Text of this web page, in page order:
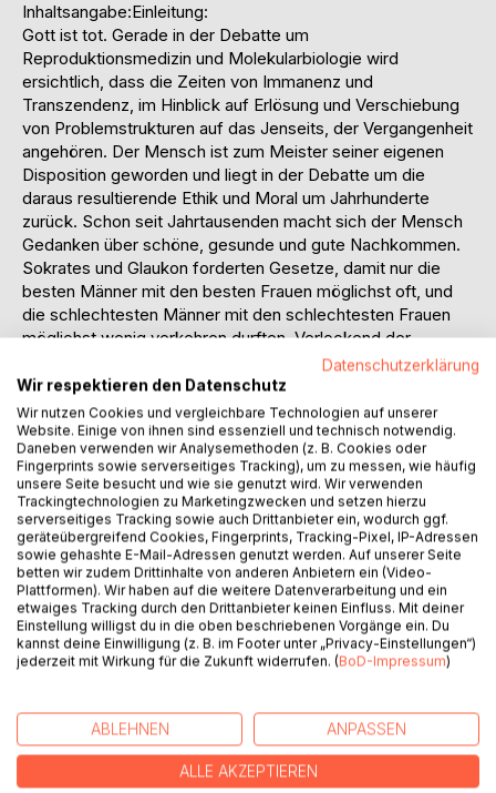
Inhaltsangabe:Einleitung:
Gott ist tot. Gerade in der Debatte um
Reproduktionsmedizin und Molekularbiologie wird
ersichtlich, dass die Zeiten von Immanenz und
Transzendenz, im Hinblick auf Erlösung und Verschiebung
von Problemstrukturen auf das Jenseits, der Vergangenheit
angehören. Der Mensch ist zum Meister seiner eigenen
Disposition geworden und liegt in der Debatte um die
daraus resultierende Ethik und Moral um Jahrhunderte
zurück. Schon seit Jahrtausenden macht sich der Mensch
Gedanken über schöne, gesunde und gute Nachkommen.
Sokrates und Glaukon forderten Gesetze, damit nur die
besten Männer mit den besten Frauen möglichst oft, und
die schlechtesten Männer mit den schlechtesten Frauen
möglichst wenig verkehren durften. Verlockend der
Gedanke das Krankheiten schon in ihrer genetisch
angelegten Struktur verhindert werden kann.
Geradezu zynisch zu wissen das eine Gesellschaft ohne
Schwache und Verlierer nicht funktionstüchtig sein kann.
Das biologische Schicksal ist voraussehbar, planbar und
korrigierbar geworden und lässt nur erahnen, welches
Potential an Kontrollierbarkeit hier möglich ist. Sicher ist
allerdings eines, wir werden uns über eine völlig neue
Konstruktion Mensch unterhalten müssen, und es wird auch
unabdingbar sein demzufolge über eine völlig andere, noch
nicht vorhersehbare Gesellschaftsordnung zu sprechen.
In der gesamten Biodiskussion sind die Demarkationslinien
noch nicht klar gezogen und bieten daher in erster Linie für
viele Menschen Unsicherheit und Unverständnis
Aber eines dürfte sicher sein. Endlich haben wir es
geschafft. Endlich sind wir Herr, wenigstens auf
biologischer Ebene, Herr unser selbst. Der letzte Schritt zur
Individualisierung mit Rückgabegarantie ist getan und die
Datenschutzerklärung
Wir respektieren den Datenschutz
Wir nutzen Cookies und vergleichbare Technologien auf unserer
Website. Einige von ihnen sind essenziell und technisch notwendig.
Daneben verwenden wir Analysemethoden (z. B. Cookies oder
Fingerprints sowie serverseitiges Tracking), um zu messen, wie häufig
unsere Seite besucht und wie sie genutzt wird. Wir verwenden
Trackingtechnologien zu Marketingzwecken und setzen hierzu
serverseitiges Tracking sowie auch Drittanbieter ein, wodurch ggf.
geräteübergreifend Cookies, Fingerprints, Tracking-Pixel, IP-Adressen
sowie gehashte E-Mail-Adressen genutzt werden. Auf unserer Seite
betten wir zudem Drittinhalte von anderen Anbietern ein (Video-
Plattformen). Wir haben auf die weitere Datenverarbeitung und ein
etwaiges Tracking durch den Drittanbieter keinen Einfluss. Mit deiner
Einstellung willigst du in die oben beschriebenen Vorgänge ein. Du
kannst deine Einwilligung (z. B. im Footer unter „Privacy-Einstellungen“)
jederzeit mit Wirkung für die Zukunft widerrufen. (BoD-Impressum)
ABLEHNEN ANPASSEN
ALLE AKZEPTIEREN